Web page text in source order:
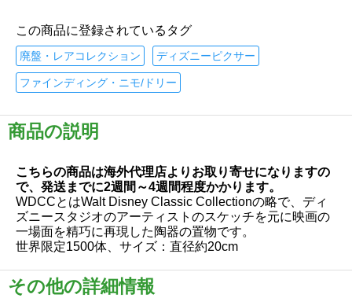
この商品に登録されているタグ
廃盤・レアコレクション ディズニーピクサー
ファインディング・ニモ/ドリー
商品の説明
こちらの商品は海外代理店よりお取り寄せになりますの
で、発送までに2週間～4週間程度かかります。
WDCCとはWalt Disney Classic Collectionの略で、ディ
ズニースタジオのアーティストのスケッチを元に映画の
一場面を精巧に再現した陶器の置物です。
世界限定1500体、サイズ：直径約20cm
その他の詳細情報